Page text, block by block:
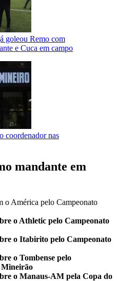
goleou Remo com
e Cuca em campo
coordenador nas
mandante em
o América pelo Campeonato
o Athletic pelo Campeonato
o Itabirito pelo Campeonato
o Tombense pelo
Mineirão
o Manaus-AM pela Copa do